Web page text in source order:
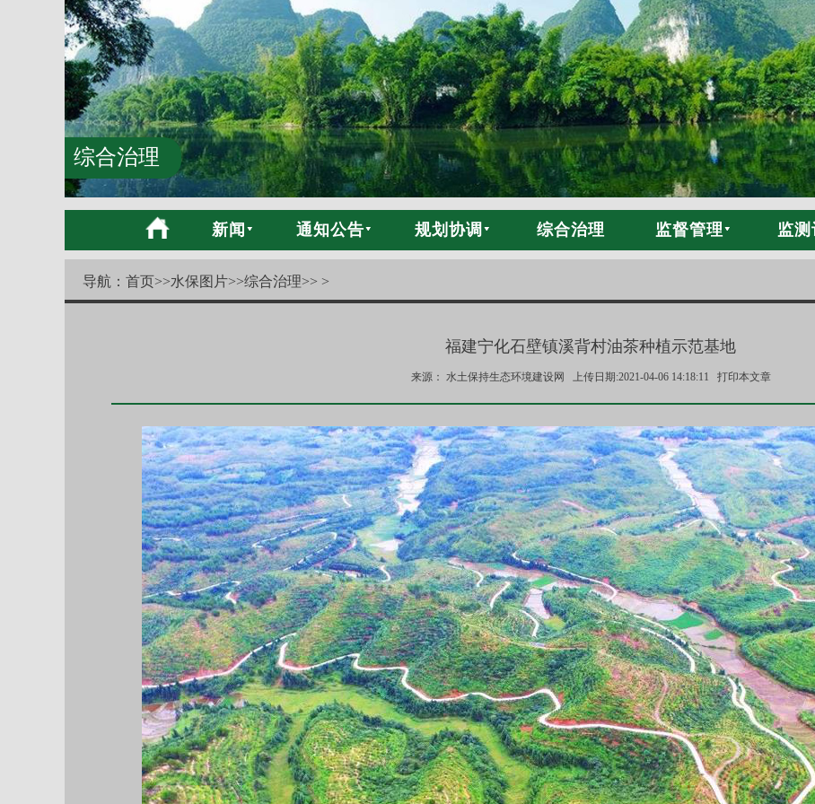
综合治理
新闻 通知公告 规划协调 综合治理 监督管理 监
导航： 首页>>水保图片>>综合治理>> >
福建宁化石壁镇溪背村油茶种植示范基地
来源： 水土保持生态环境建设网 上传日期:2021-04-06 14:18:11 打印本文章